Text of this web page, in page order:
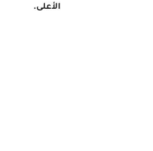
الأعلى.